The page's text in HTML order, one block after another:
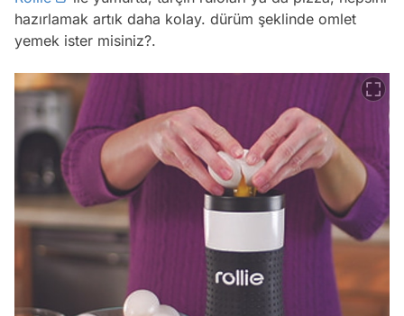
hazırlamak artık daha kolay. dürüm şeklinde omlet
yemek ister misiniz?.